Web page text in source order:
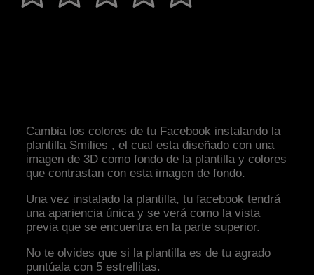
Cambia los colores de tu Facebook instalando la
plantilla Smilies , el cual esta diseñado con una
imagen de 3D como fondo de la plantilla y colores
que contrastan con esta imagen de fondo.
Una vez instalado la plantilla, tu facebook tendrá
una apariencia única y se verá como la vista
previa que se encuentra en la parte superior.
No te olvides que si la plantilla es de tu agrado
puntúala con 5 estrellitas.